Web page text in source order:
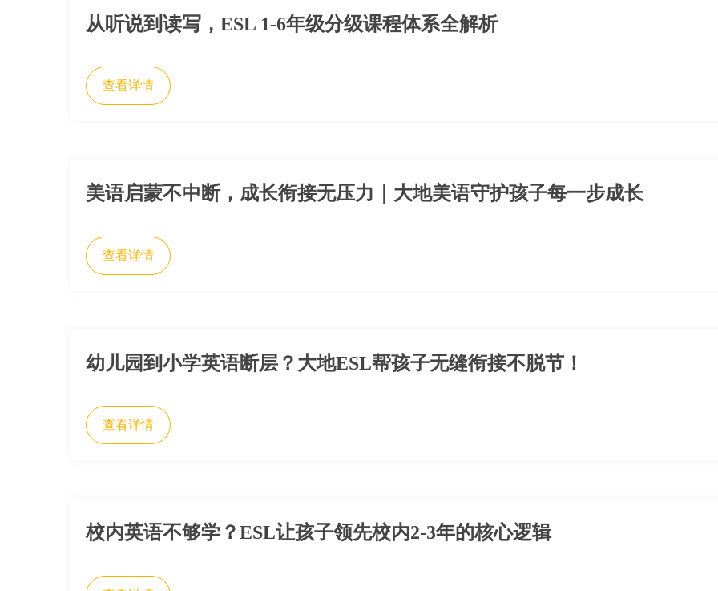
从听说到读写，ESL 1-6年级分级课程体系全解析
查看详情
美语启蒙不中断，成长衔接无压力｜大地美语守护孩子每一步成长
查看详情
幼儿园到小学英语断层？大地ESL帮孩子无缝衔接不脱节！
查看详情
校内英语不够学？ESL让孩子领先校内2-3年的核心逻辑